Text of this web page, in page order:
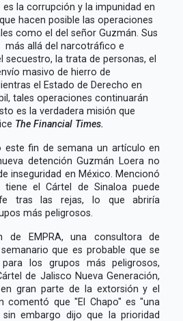
la corrupción y la impunidad en
hacen posible las operaciones
como el del señor Guzmán. Sus
más allá del narcotráfico e
secuestro, la trata de personas, el
masivo de hierro de
el Estado de Derecho en
tales operaciones continuarán
es la verdadera misión que
The Financial Times.
este fin de semana un artículo en
detención Guzmán Loera no
inseguridad en México. Mencionó
el Cártel de Sinaloa puede
tras las rejas, lo que abriría
más peligrosos.
de EMPRA, una consultora de
que es probable que se
los grupos más peligrosos,
de Jalisco Nueva Generación,
gran parte de la extorsión y el
comentó que "El Chapo" es "una
sin embargo dijo que la prioridad